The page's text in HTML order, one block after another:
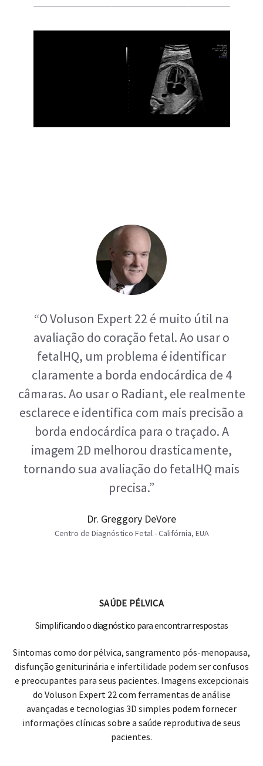
“O Voluson Expert 22 é muito útil na
avaliação do coração fetal. Ao usar o
fetalHQ, um problema é identificar
claramente a borda endocárdica de 4
esclarece e identifica com mais precisão a
borda endocárdica para o traçado. A
imagem 2D melhorou drasticamente,
tornando sua avaliação do fetalHQ mais
precisa.”
Dr. Greggory DeVore
Centro de Diagnóstico Fetal - Califórnia, EUA
SAÚDE PÉLVICA
Simplificando o diagnóstico para encontrar respostas
do Voluson Expert 22 com ferramentas de análise
avançadas e tecnologias 3D simples podem fornecer
pacientes.